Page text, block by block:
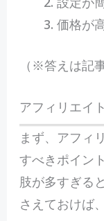
価格が
（※答えは記
アフィリエイ
まず、アフィ
すべきポイン
肢が多すぎる
さえておけば